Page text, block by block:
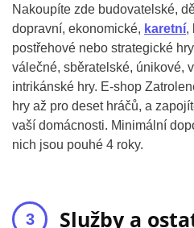
Nakoupíte zde budovatelské,
dopravní, ekonomické, karetní,
postřehové nebo strategické
válečné, sběratelské, únikové,
intrikánské hry. E-shop
hry až pro deset hráčů, a
vaší domácnosti. Minimální
nich jsou pouhé 4 roky.
Služby a